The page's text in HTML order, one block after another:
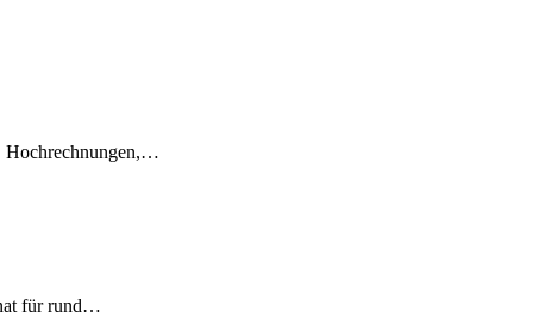
Hochrechnungen,…
für rund…